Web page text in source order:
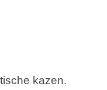
kazen.